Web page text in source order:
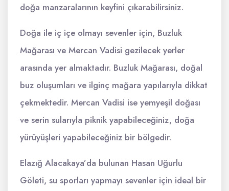
doğa manzaralarının keyfini çıkarabilirsiniz.
Doğa ile iç içe olmayı sevenler için, Buzluk
Mağarası ve Mercan Vadisi gezilecek yerler
arasında yer almaktadır. Buzluk Mağarası, doğal
buz oluşumları ve ilginç mağara yapılarıyla dikkat
çekmektedir. Mercan Vadisi ise yemyeşil doğası
ve serin sularıyla piknik yapabileceğiniz, doğa
yürüyüşleri yapabileceğiniz bir bölgedir.
Elazığ Alacakaya’da bulunan Hasan Uğurlu
Göleti, su sporları yapmayı sevenler için ideal bir